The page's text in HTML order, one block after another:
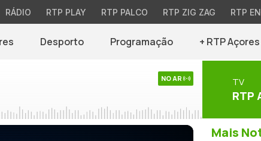
RÁDIO RTP PLAY RTP PALCO RTP ZIG ZAG RTP
Desporto Programação + RTP Açores
NO AR TV
RTP
Mais